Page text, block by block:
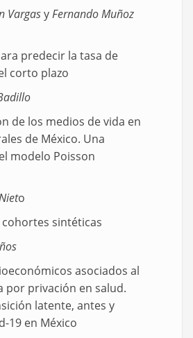
VargasyFernando Muñoz
predecir la tasa de
corto plazo
de los medios de vida en
de México. Una
modelo Poisson
o
cohortes sintéticas
asociados al
por privación en salud.
latente, antes y
19 en México